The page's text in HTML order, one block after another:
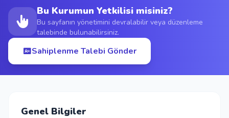
Duyurular
S.S.S.
Blog
Bu Kurumun Yetkilisi misiniz?
Bu sayfanın yönetimini devralabilir veya düzenleme
talebinde bulunabilirsiniz.
Sahiplenme Talebi Gönder
Genel Bilgiler